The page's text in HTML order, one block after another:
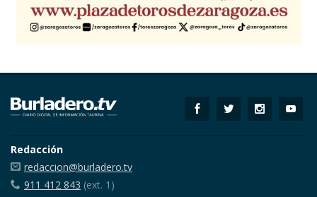
Redacción
redaccion@burladero.tv
911 412 843 (ext. 1)